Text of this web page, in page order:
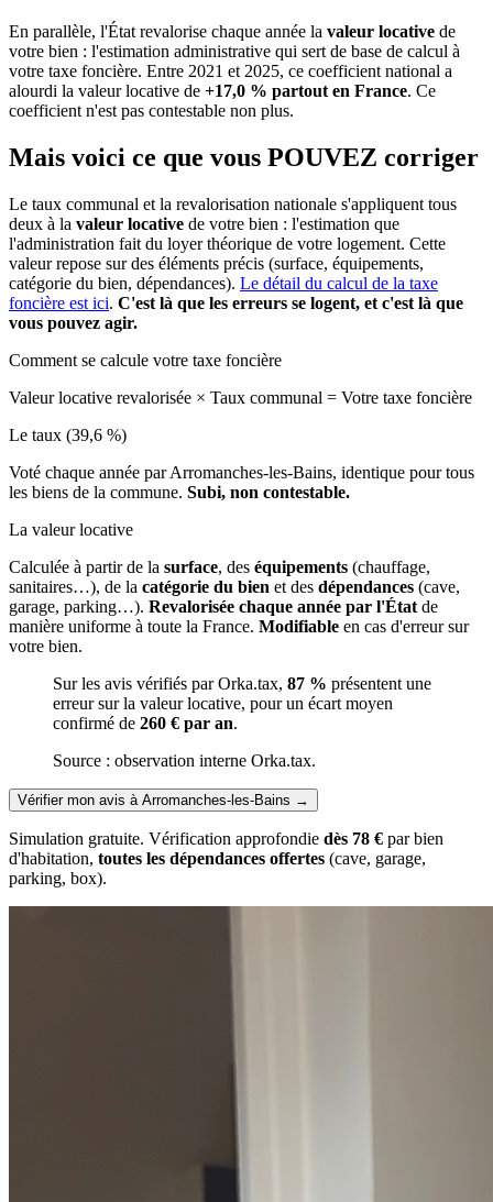
En parallèle, l'État revalorise chaque année la valeur locative de
votre bien : l'estimation administrative qui sert de base de calcul à
votre taxe foncière. Entre 2021 et 2025, ce coefficient national a
alourdi la valeur locative de +17,0 % partout en France. Ce
coefficient n'est pas contestable non plus.
Mais voici ce que vous POUVEZ corriger
Le taux communal et la revalorisation nationale s'appliquent tous
deux à la valeur locative de votre bien : l'estimation que
l'administration fait du loyer théorique de votre logement. Cette
valeur repose sur des éléments précis (surface, équipements,
catégorie du bien, dépendances). Le détail du calcul de la taxe
foncière est ici. C'est là que les erreurs se logent, et c'est là que
vous pouvez agir.
Comment se calcule votre taxe foncière
Valeur locative revalorisée × Taux communal = Votre taxe foncière
Le taux (39,6 %)
Voté chaque année par Arromanches-les-Bains, identique pour tous
les biens de la commune. Subi, non contestable.
La valeur locative
Calculée à partir de la surface, des équipements (chauffage,
sanitaires…), de la catégorie du bien et des dépendances (cave,
garage, parking…). Revalorisée chaque année par l'État de
manière uniforme à toute la France. Modifiable en cas d'erreur sur
votre bien.
Sur les avis vérifiés par Orka.tax, 87 % présentent une
erreur sur la valeur locative, pour un écart moyen
confirmé de 260 € par an.
Source : observation interne Orka.tax.
Vérifier mon avis à Arromanches-les-Bains →
Simulation gratuite. Vérification approfondie dès 78 € par bien
d'habitation, toutes les dépendances offertes (cave, garage,
parking, box).